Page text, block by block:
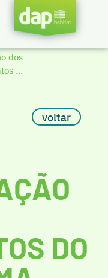
dos
...
voltar
DO